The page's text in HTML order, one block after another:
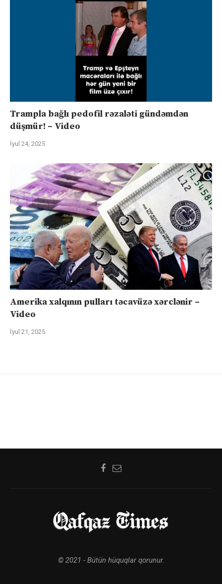
Trampla bağlı pedofil rəzaləti gündəmdən
düşmür! – Video
İyul 24, 2025
Amerika xalqının pulları təcavüzə xərclənir –
Video
İyul 21, 2025
© 2021 - Bütün hüquqlar qorunur.